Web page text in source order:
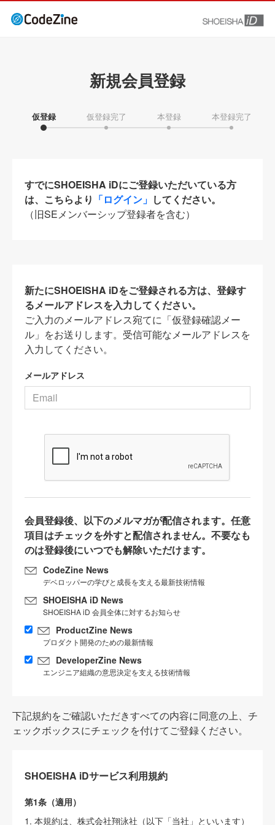
新規会員登録
仮登録 仮登録完了 本登録 本登録完了
すでにSHOEISHA iDにご登録いただいている方
は、こちらより 「ログイン」 してください。
（旧SEメンバーシップ登録者を含む）
新たにSHOEISHA iDをご登録される方は、登録す
るメールアドレスを入力してください。
ご入力のメールアドレス宛てに「仮登録確認メー
ル」をお送りします。受信可能なメールアドレスを
入力してください。
メールアドレス
会員登録後、以下のメルマガが配信されます。任意
項目はチェックを外すと配信されません。不要なも
のは登録後にいつでも解除いただけます。
CodeZine News
デベロッパーの学びと成長を支える最新技術情報
SHOEISHA iD News
SHOEISHA iD 会員全体に対するお知らせ
ProductZine News
プロダクト開発のための最新情報
DeveloperZine News
エンジニア組織の意思決定を支える技術情報
下記規約をご確認いただきすべての内容に同意の上、チ
ェックボックスにチェックを付けてご登録ください。
SHOEISHA iDサービス利用規約
第1条（適用）
1. 本規約は、株式会社翔泳社（以下「当社」といいます）